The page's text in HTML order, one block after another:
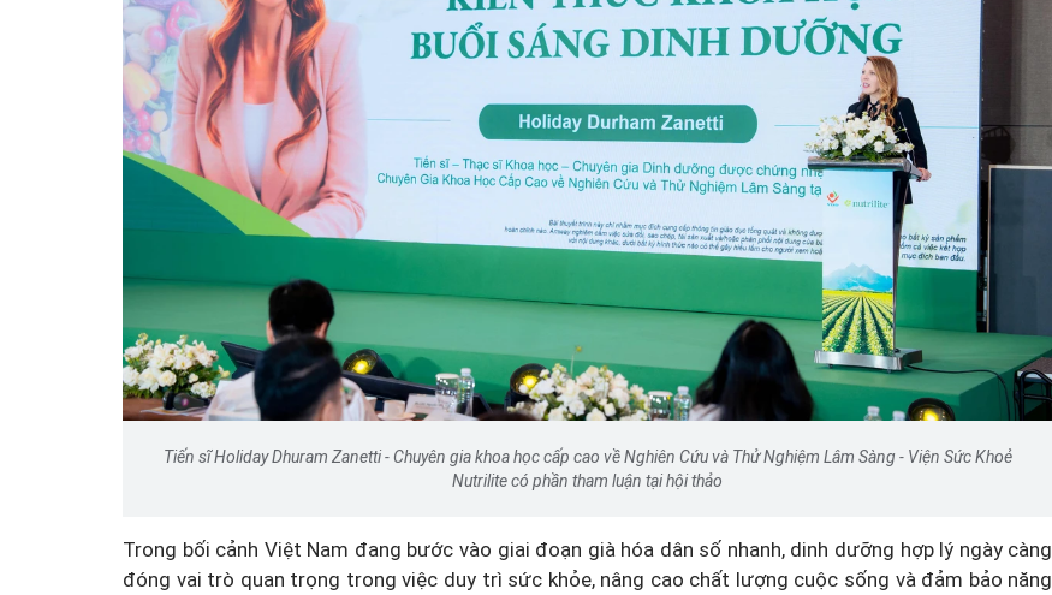
Tiến sĩ Holiday Dhuram Zanetti - Chuyên gia khoa học cấp cao về Nghiên Cứu và Thử Nghiệm Lâm Sàng - Viện Sức Khoẻ
Nutrilite có phần tham luận tại hội thảo
Trong bối cảnh Việt Nam đang bước vào giai đoạn già hóa dân số nhanh, dinh dưỡng hợp lý ngày càng
đóng vai trò quan trọng trong việc duy trì sức khỏe, nâng cao chất lượng cuộc sống và đảm bảo năng